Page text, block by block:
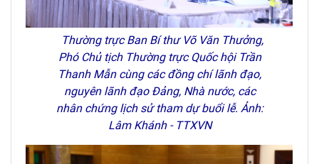
Thường trực Ban Bí thư Võ Văn Thưởng,
Phó Chủ tịch Thường trực Quốc hội Trần
Thanh Mẫn cùng các đồng chí lãnh đạo,
nguyên lãnh đạo Đảng, Nhà nước, các
nhân chứng lịch sử tham dự buổi lễ. Ảnh:
Lâm Khánh - TTXVN